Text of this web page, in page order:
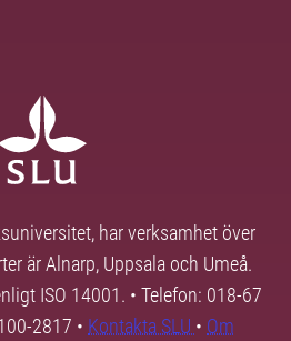
har verksamhet över
är Alnarp, Uppsala och Umeå.
ISO 14001. • Telefon: 018-67
2817 • Kontakta SLU • Om